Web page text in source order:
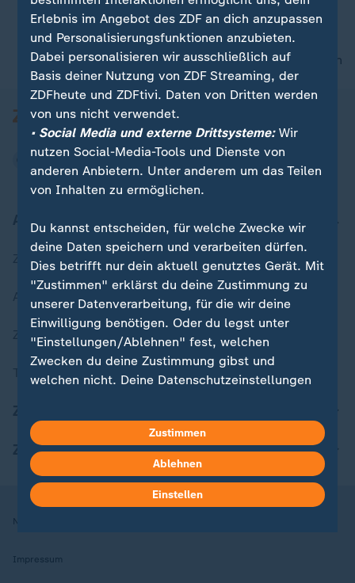
nach oben
Aktuell bei ZDFheute
Zuletzt veröffentlicht
Aktuelle Sendungs-Videos
ZDFheute Stories
Themen im Überblick
ZDFheute Apps
Nutzungsbedingungen
Impressum
Erlebnis im Angebot des ZDF an dich anzupassen
und Personalisierungsfunktionen anzubieten.
Dabei personalisieren wir ausschließlich auf
Basis deiner Nutzung von ZDF Streaming, der
ZDFheute und ZDFtivi. Daten von Dritten werden
von uns nicht verwendet.
• Social Media und externe Drittsysteme:Wir
nutzen Social-Media-Tools und Dienste von
anderen Anbietern. Unter anderem um das Teilen
von Inhalten zu ermöglichen.
Du kannst entscheiden, für welche Zwecke wir
deine Daten speichern und verarbeiten dürfen.
Dies betrifft nur dein aktuell genutztes Gerät. Mit
"Zustimmen" erklärst du deine Zustimmung zu
unserer Datenverarbeitung, für die wir deine
Einwilligung benötigen. Oder du legst unter
"Einstellungen/Ablehnen" fest, welchen
Zwecken du deine Zustimmung gibst und
welchen nicht. Deine Datenschutzeinstellungen
in deinen Einstellungen widerrufen oder ändern.
Hier findest du das Impressum.
Weitere Informationen findest du in unserer
Datenschutzerklärung.
Zustimmen
Ablehnen
Einstellen